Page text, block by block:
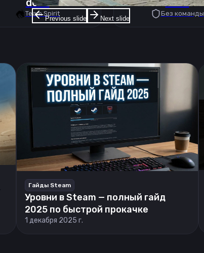
Previous slide Next slide
donk
Team Spirit
deko
Без команды
Гайды Steam
Уровни в Steam — полный гайд
2025 по быстрой прокачке
1 декабря 2025 г.